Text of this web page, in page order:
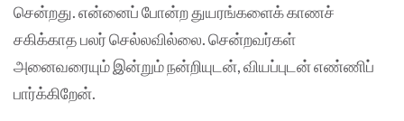
சென்றது. என்னைப் போன்ற துயரங்களைக் காணச்
சகிக்காத பலர் செல்லவில்லை. சென்றவர்கள்
அனைவரையும் இன்றும் நன்றியுடன், வியப்புடன் எண்ணிப்
பார்க்கிறேன்.